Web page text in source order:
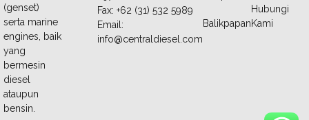
(genset)
serta marine
engines, baik
yang
bermesin
diesel
ataupun
bensin.
Fax: +62 (31) 532 5989
Email:
info@centraldiesel.com
Balikpapan
Hubungi
Kami